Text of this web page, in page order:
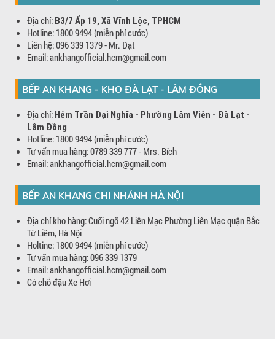
Địa chỉ: B3/7 Ấp 19, Xã Vĩnh Lộc, TPHCM
Hotline: 1800 9494 (miễn phí cước)
Liên hệ: 096 339 1379 - Mr. Đạt
Email: ankhangofficial.hcm@gmail.com
BẾP AN KHANG - KHO ĐÀ LẠT - LÂM ĐỒNG
Địa chỉ: Hẻm Trần Đại Nghĩa - Phường Lâm Viên - Đà Lạt -
Lâm Đồng
Hotline: 1800 9494 (miễn phí cước)
Tư vấn mua hàng: 0789 339 777 - Mrs. Bích
Email: ankhangofficial.hcm@gmail.com
BẾP AN KHANG CHI NHÁNH HÀ NỘI
Địa chỉ kho hàng: Cuối ngõ 42 Liên Mạc Phường Liên Mạc quận Bắc
Từ Liêm, Hà Nội
Holtine: 1800 9494 (miễn phí cước)
Tư vấn mua hàng: 096 339 1379
Email: ankhangofficial.hcm@gmail.com
Có chỗ đậu Xe Hơi